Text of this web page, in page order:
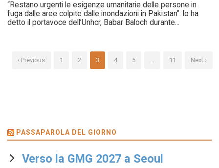
“Restano urgenti le esigenze umanitarie delle persone in
fuga dalle aree colpite dalle inondazioni in Pakistan”: lo ha
detto il portavoce dell’Unhcr, Babar Baloch durante...
‹ Previous 1 2 3 4 5 … 11 Next ›
PASSAPAROLA DEL GIORNO
Verso la GMG 2027 a Seoul